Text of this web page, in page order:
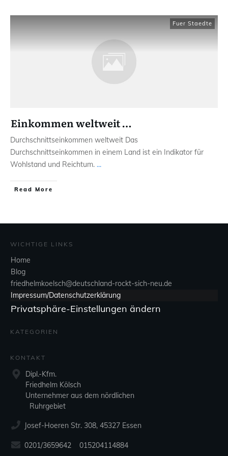
Fuer Staedte
Einkommen weltweit …
Durchschnittseinkommen weltweit Das
Durchschnittseinkommen in einem Land ist ein Indikator für
Wohlstand und Reichtum. ...
Read More
WICHTIGE LINKS
Home
Blog
friedhelmkoelsch@deutschland-rockt-sich-neu.de
Impressum/Datenschutzerklärung
Privatsphäre-Einstellungen ändern
KATEGORIEN
KONTAKT
Dipl.-Kfm.
Friedhelm Kölsch
Unternehmer aus dem nördlichen
Ruhrgebiet
Josef-Hoeren Str. 308, 45327 Essen
0201/3659642 015204114884